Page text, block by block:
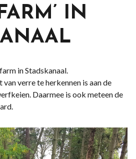
IN
in Stadskanaal.
verre te herkennen is aan de
Daarmee is ook meteen de